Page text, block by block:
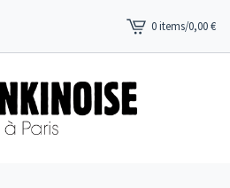
View
cart
0 items/0,00€